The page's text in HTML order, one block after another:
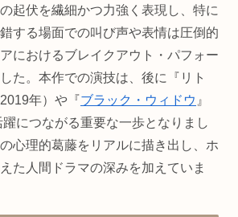
起伏を繊細かつ力強く表現し、特に
する場面での叫び声や表情は圧倒的
におけるブレイクアウト・パフォー
た。本作での演技は、後に『リト
年）や『ブラック・ウィドウ 』
躍につながる重要な一歩となりまし
心理的葛藤をリアルに描き出し、ホ
た人間ドラマの深みを加えていま